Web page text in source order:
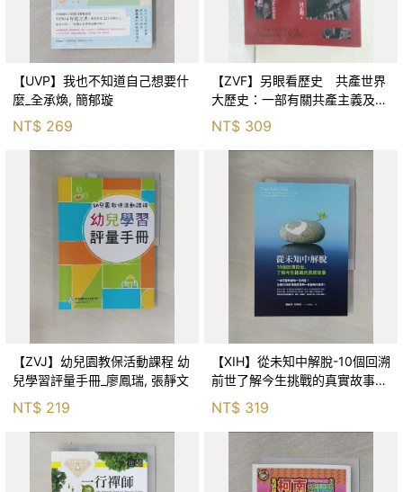
【UVP】我也不知道自己想要什
麼_全承煥, 簡郁璇
NT$ 269
【ZVF】另眼看歷史 共產世界
大歷史：一部有關共產主義及共
產黨兩百年的興衰史_呂正理
NT$ 309
【ZVJ】幼兒園教保活動課程 幼
兒學習評量手冊_廖鳳瑞, 張靜文
NT$ 219
【XIH】從未知中解脫-10個回溯
前世了解今生挑戰的真實故事_
羅伯特．舒
NT$ 319